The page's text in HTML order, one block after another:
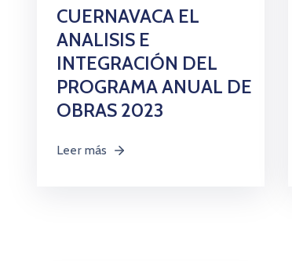
CUERNAVACA EL
ANALISIS E
INTEGRACIÓN DEL
PROGRAMA ANUAL DE
OBRAS 2023
Leer más